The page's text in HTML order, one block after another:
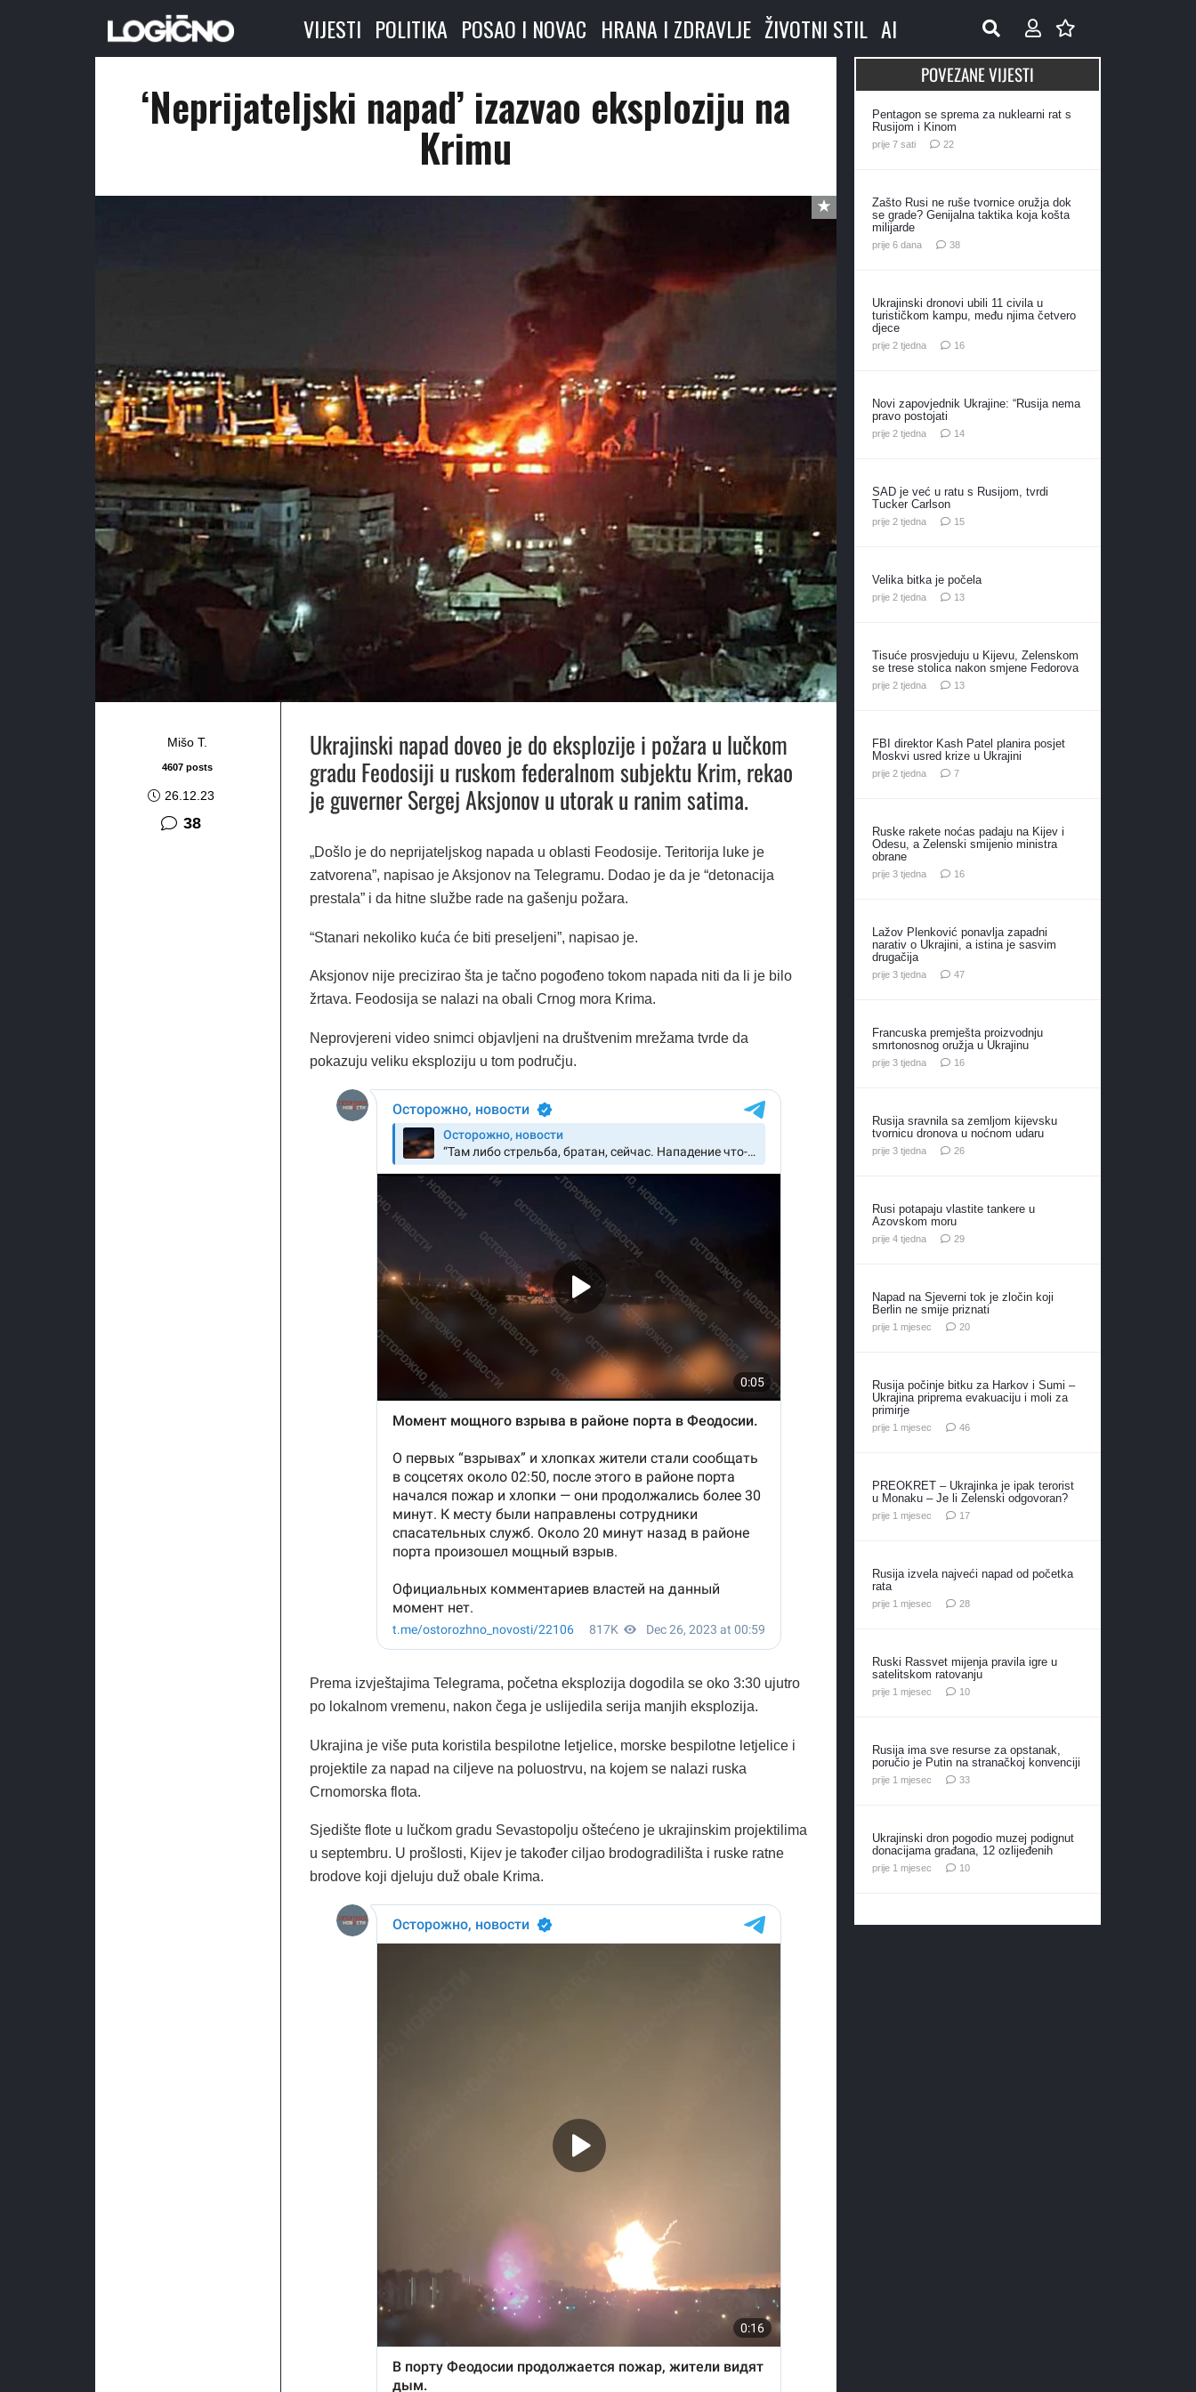
VIJESTI POLITIKA POSAO I NOVAC HRANA I ZDRAVLJE ŽIVOTNI STIL AI
‘Neprijateljski napad’ izazvao eksploziju na
Krimu
Mišo T.
4607 posts
26.12.23
38komentara
Ukrajinski napad doveo je do eksplozije i požara u lučkom
gradu Feodosiji u ruskom federalnom subjektu Krim, rekao
je guverner Sergej Aksjonov u utorak u ranim satima.
„Došlo je do neprijateljskog napada u oblasti Feodosije. Teritorija luke je
zatvorena”, napisao je Aksjonov na Telegramu. Dodao je da je “detonacija
prestala” i da hitne službe rade na gašenju požara.
“Stanari nekoliko kuća će biti preseljeni”, napisao je.
Aksjonov nije precizirao šta je tačno pogođeno tokom napada niti da li je bilo
žrtava. Feodosija se nalazi na obali Crnog mora Krima.
Neprovjereni video snimci objavljeni na društvenim mrežama tvrde da
pokazuju veliku eksploziju u tom području.
Prema izvještajima Telegrama, početna eksplozija dogodila se oko 3:30 ujutro
po lokalnom vremenu, nakon čega je uslijedila serija manjih eksplozija.
Ukrajina je više puta koristila bespilotne letjelice, morske bespilotne letjelice i
projektile za napad na ciljeve na poluostrvu, na kojem se nalazi ruska
Crnomorska flota.
Sjedište flote u lučkom gradu Sevastopolju oštećeno je ukrajinskim projektilima
u septembru. U prošlosti, Kijev je također ciljao brodogradilišta i ruske ratne
brodove koji djeluju duž obale Krima.
POVEZANE VIJESTI
Pentagon se sprema za nuklearni rat s
Rusijom i Kinom
prije 7 sati 22komentara
Zašto Rusi ne ruše tvornice oružja dok
se grade? Genijalna taktika koja košta
milijarde
prije 6 dana 38komentara
Ukrajinski dronovi ubili 11 civila u
turističkom kampu, među njima četvero
djece
prije 2 tjedna 16komentara
Novi zapovjednik Ukrajine: “Rusija nema
pravo postojati
prije 2 tjedna 14komentara
SAD je već u ratu s Rusijom, tvrdi
Tucker Carlson
prije 2 tjedna 15komentara
Velika bitka je počela
prije 2 tjedna 13komentara
Tisuće prosvjeduju u Kijevu, Zelenskom
se trese stolica nakon smjene Fedorova
prije 2 tjedna 13komentara
FBI direktor Kash Patel planira posjet
Moskvi usred krize u Ukrajini
prije 2 tjedna 7komentara
Ruske rakete noćas padaju na Kijev i
Odesu, a Zelenski smijenio ministra
obrane
prije 3 tjedna 16komentara
Lažov Plenković ponavlja zapadni
narativ o Ukrajini, a istina je sasvim
drugačija
prije 3 tjedna 47komentara
Francuska premješta proizvodnju
smrtonosnog oružja u Ukrajinu
prije 3 tjedna 16komentara
Rusija sravnila sa zemljom kijevsku
tvornicu dronova u noćnom udaru
prije 3 tjedna 26komentara
Rusi potapaju vlastite tankere u
Azovskom moru
prije 4 tjedna 29komentara
Napad na Sjeverni tok je zločin koji
Berlin ne smije priznati
prije 1 mjesec 20komentara
Rusija počinje bitku za Harkov i Sumi –
Ukrajina priprema evakuaciju i moli za
primirje
prije 1 mjesec 46komentara
PREOKRET – Ukrajinka je ipak terorist
u Monaku – Je li Zelenski odgovoran?
prije 1 mjesec 17komentara
Rusija izvela najveći napad od početka
rata
prije 1 mjesec 28komentara
Ruski Rassvet mijenja pravila igre u
satelitskom ratovanju
prije 1 mjesec 10komentara
Rusija ima sve resurse za opstanak,
poručio je Putin na stranačkoj konvenciji
prije 1 mjesec 33komentara
Ukrajinski dron pogodio muzej podignut
donacijama građana, 12 ozlijeđenih
prije 1 mjesec 10komentara